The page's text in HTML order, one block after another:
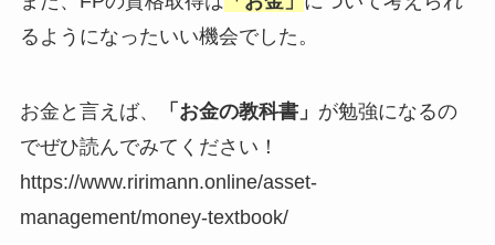
るようになったいい機会でした。
お金と言えば、 「お金の教科書」 が勉強になるの
でぜひ読んでみてください！
https://www.ririmann.online/asset-
management/money-textbook/